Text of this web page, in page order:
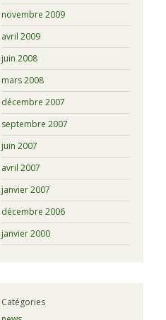
novembre 2009
avril 2009
juin 2008
mars 2008
décembre 2007
septembre 2007
juin 2007
avril 2007
janvier 2007
décembre 2006
janvier 2000
Catégories